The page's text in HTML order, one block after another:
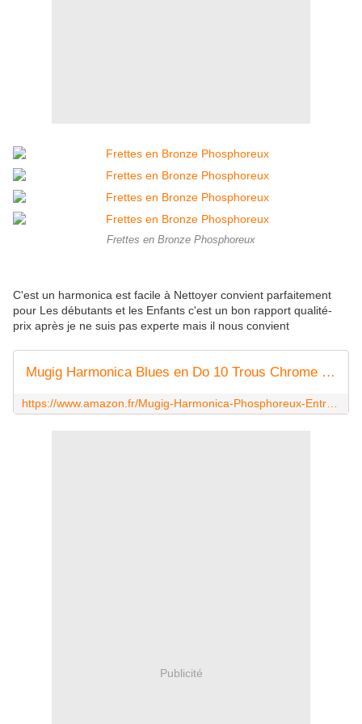
Frettes en Bronze Phosphoreux
C'est un harmonica est facile à Nettoyer convient parfaitement
pour Les débutants et les Enfants c'est un bon rapport qualité-
prix après je ne suis pas experte mais il nous convient
Mugig Harmonica Blues en Do 10 Trous Chrome avec Etui, Frettes en Bronze Phosphoreux, Facile à Nettoyer et Entretenir, pour Les Débudants et Enfants
Publicité